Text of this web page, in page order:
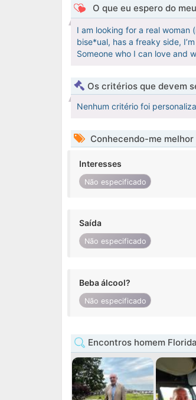
O que eu espero do
I am looking for a real woman
bise*ual, has a freaky side,
Someone who I can love and
Os critérios que devem
Nenhum critério foi
Conhecendo-me melhor
Interesses
Não especificado
Saída
Não especificado
Beba álcool?
Não especificado
Encontros homem Florida